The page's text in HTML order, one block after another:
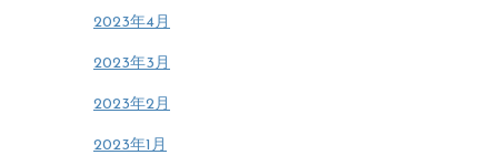
2023年4月
2023年3月
2023年2月
2023年1月